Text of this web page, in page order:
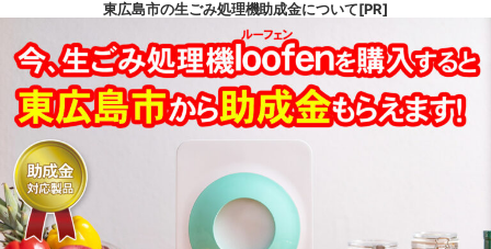
東広島市の生ごみ処理機助成金について[PR]